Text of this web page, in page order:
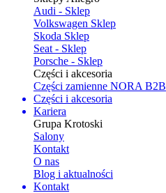
Audi - Sklep
Volkswagen Sklep
Skoda Sklep
Seat - Sklep
Porsche - Sklep
Części i akcesoria
Części zamienne NORA B2B
Części i akcesoria
Kariera
Grupa Krotoski
Salony
Kontakt
O nas
Blog i aktualności
Kontakt